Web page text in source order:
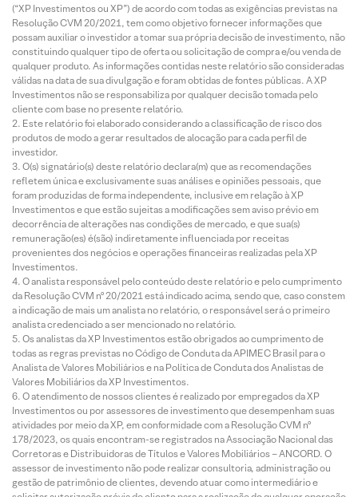
(“XP Investimentos ou XP”) de acordo com todas as exigências previstas na
Resolução CVM 20/2021, tem como objetivo fornecer informações que
possam auxiliar o investidor a tomar sua própria decisão de investimento, não
constituindo qualquer tipo de oferta ou solicitação de compra e/ou venda de
qualquer produto. As informações contidas neste relatório são consideradas
válidas na data de sua divulgação e foram obtidas de fontes públicas. A XP
Investimentos não se responsabiliza por qualquer decisão tomada pelo
cliente com base no presente relatório.
Este relatório foi elaborado considerando a classificação de risco dos
produtos de modo a gerar resultados de alocação para cada perfil de
investidor.
O(s) signatário(s) deste relatório declara(m) que as recomendações
refletem única e exclusivamente suas análises e opiniões pessoais, que
foram produzidas de forma independente, inclusive em relação à XP
Investimentos e que estão sujeitas a modificações sem aviso prévio em
decorrência de alterações nas condições de mercado, e que sua(s)
remuneração(es) é(são) indiretamente influenciada por receitas
provenientes dos negócios e operações financeiras realizadas pela XP
Investimentos.
O analista responsável pelo conteúdo deste relatório e pelo cumprimento
da Resolução CVM nº 20/2021 está indicado acima, sendo que, caso constem
a indicação de mais um analista no relatório, o responsável será o primeiro
analista credenciado a ser mencionado no relatório.
Os analistas da XP Investimentos estão obrigados ao cumprimento de
todas as regras previstas no Código de Conduta da APIMEC Brasil para o
Analista de Valores Mobiliários e na Política de Conduta dos Analistas de
Valores Mobiliários da XP Investimentos.
O atendimento de nossos clientes é realizado por empregados da XP
Investimentos ou por assessores de investimento que desempenham suas
atividades por meio da XP, em conformidade com a Resolução CVM nº
178/2023, os quais encontram-se registrados na Associação Nacional das
Corretoras e Distribuidoras de Títulos e Valores Mobiliários – ANCORD. O
assessor de investimento não pode realizar consultoria, administração ou
gestão de patrimônio de clientes, devendo atuar como intermediário e